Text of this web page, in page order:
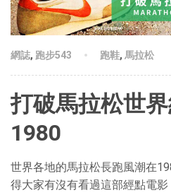
網誌, 跑步543 跑鞋, 馬拉松
打破馬拉松世界
1980
世界各地的馬拉松長跑風潮在
得大家有沒有看過這部經點電